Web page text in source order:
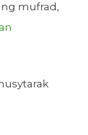
mufrad,